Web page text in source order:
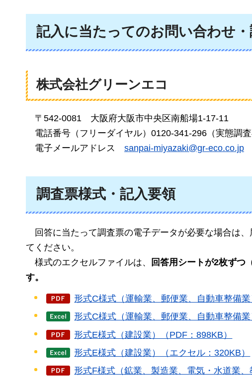
記入に当たってのお問い合わせ
株式会社グリーンエコ
〒 542-0081 大阪府大阪市中央区南船場1-17-11
電話番号 （フリーダイヤル）0120-341-296（実態調
電子メールアドレス sanpai-miyazaki@gr-eco.co.jp
調査票様式・記入要領
回答に当たって調査票の電子データが必要な場合は
てください。
様式のエクセルファイルは、
回答用シートが2枚ずつ
す。
形式C様式（運輸業、郵便業、自動車整備業
形式C様式（運輸業、郵便業、自動車整備業
形式E様式（建設業）（PDF：898KB）
形式E様式（建設業）（エクセル：320KB）
形式F様式（鉱業、製造業、電気・水道業